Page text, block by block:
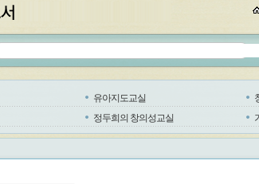
유아지도교실
정두희의 창의성교실